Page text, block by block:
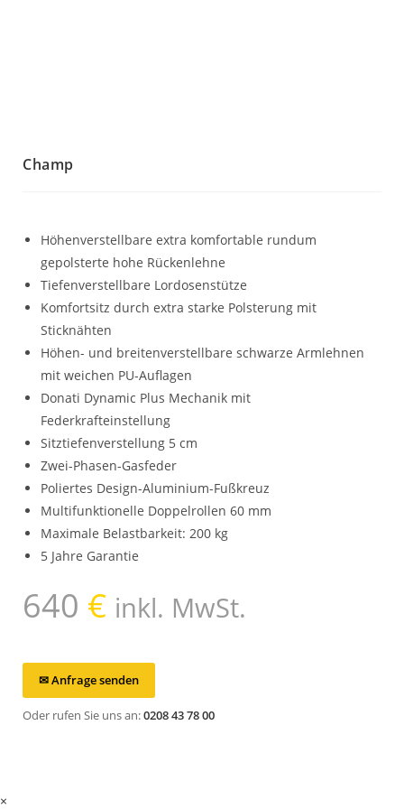
Champ
Höhenverstellbare extra komfortable rundum
gepolsterte hohe Rückenlehne
Tiefenverstellbare Lordosenstütze
Komfortsitz durch extra starke Polsterung mit
Sticknähten
Höhen- und breitenverstellbare schwarze Armlehnen
mit weichen PU-Auflagen
Donati Dynamic Plus Mechanik mit
Federkrafteinstellung
Sitztiefenverstellung 5 cm
Zwei-Phasen-Gasfeder
Poliertes Design-Aluminium-Fußkreuz
Multifunktionelle Doppelrollen 60 mm
Maximale Belastbarkeit: 200 kg
5 Jahre Garantie
640 € inkl. MwSt.
✉ Anfrage senden
Oder rufen Sie uns an:0208 43 78 00
×